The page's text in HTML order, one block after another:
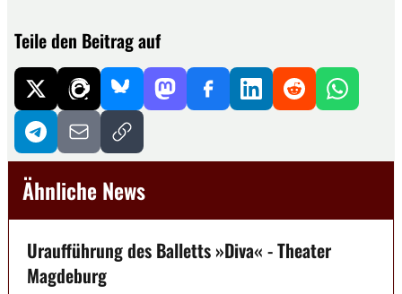
Teile den Beitrag auf
Ähnliche News
Uraufführung des Balletts »Diva« - Theater
Magdeburg